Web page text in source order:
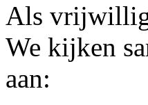
Als
We kijken
aan: